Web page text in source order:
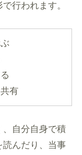
行われます。
有
、自分自身で積
んだり、当事